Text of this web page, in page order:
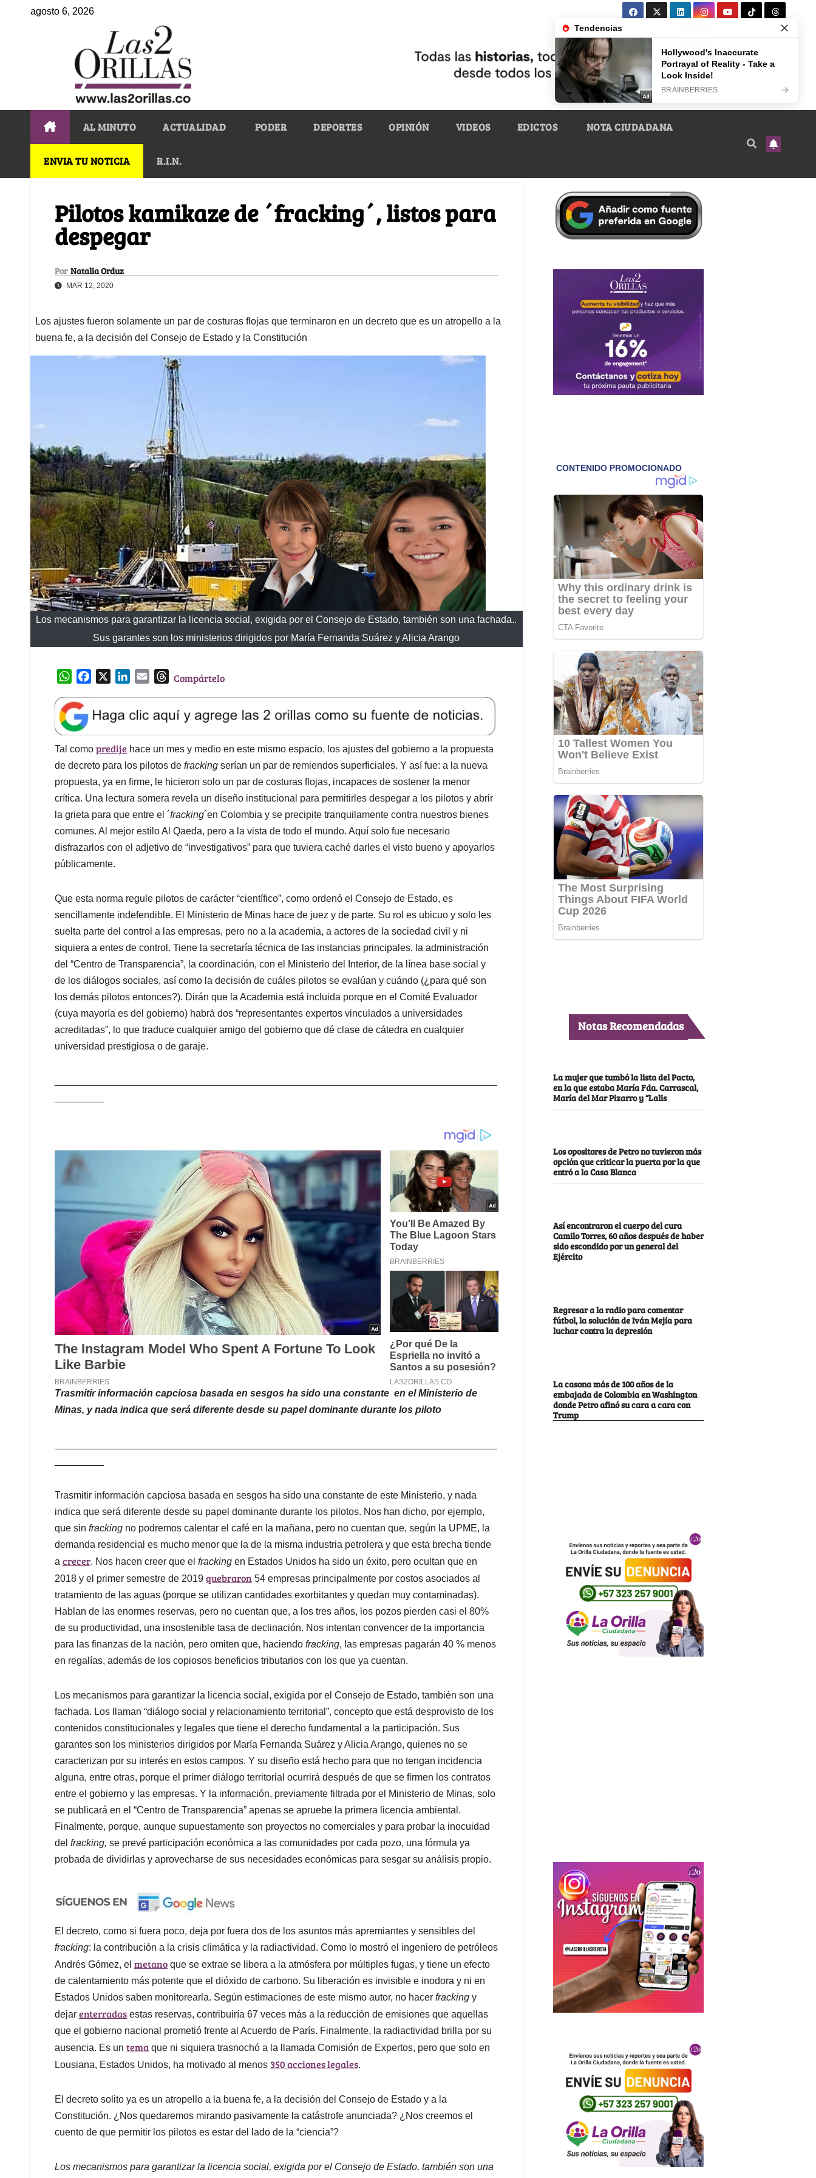
agosto 6, 2026
AL MINUTO ACTUALIDAD PODER DEPORTES OPINIÓN VIDEOS EDICTOS NOTA CIUDADANA
ENVIA TU NOTICIA R.I.N.
Pilotos kamikaze de ´fracking´, listos para
despegar
Por Natalia Orduz
MAR 12, 2020
Los ajustes fueron solamente un par de costuras flojas que terminaron en un decreto que es un atropello a la
buena fe, a la decisión del Consejo de Estado y la Constitución
Los mecanismos para garantizar la licencia social, exigida por el Consejo de Estado, también son una fachada..
Sus garantes son los ministerios dirigidos por María Fernanda Suárez y Alicia Arango
W
a
t
s
A
p
p
e
b
o
o
k
k
e
d
I
n
l
T
e
a
d
s
Compártelo
Tal como predije hace un mes y medio en este mismo espacio, los ajustes del gobierno a la propuesta
de decreto para los pilotos de fracking serían un par de remiendos superficiales. Y así fue: a la nueva
propuesta, ya en firme, le hicieron solo un par de costuras flojas, incapaces de sostener la menor
crítica. Una lectura somera revela un diseño institucional para permitirles despegar a los pilotos y abrir
la grieta para que entre el ´fracking´en Colombia y se precipite tranquilamente contra nuestros bienes
comunes. Al mejor estilo Al Qaeda, pero a la vista de todo el mundo. Aquí solo fue necesario
disfrazarlos con el adjetivo de “investigativos” para que tuviera caché darles el visto bueno y apoyarlos
públicamente.
Que esta norma regule pilotos de carácter “científico”, como ordenó el Consejo de Estado, es
sencillamente indefendible. El Ministerio de Minas hace de juez y de parte. Su rol es ubicuo y solo les
suelta parte del control a las empresas, pero no a la academia, a actores de la sociedad civil y ni
siquiera a entes de control. Tiene la secretaría técnica de las instancias principales, la administración
del “Centro de Transparencia”, la coordinación, con el Ministerio del Interior, de la línea base social y
de los diálogos sociales, así como la decisión de cuáles pilotos se evalúan y cuándo (¿para qué son
los demás pilotos entonces?). Dirán que la Academia está incluida porque en el Comité Evaluador
(cuya mayoría es del gobierno) habrá dos “representantes expertos vinculados a universidades
acreditadas”, lo que traduce cualquier amigo del gobierno que dé clase de cátedra en cualquier
universidad prestigiosa o de garaje.
Trasmitir información capciosa basada en sesgos ha sido una constante en el Ministerio de
Minas, y nada indica que será diferente desde su papel dominante durante los piloto
Trasmitir información capciosa basada en sesgos ha sido una constante de este Ministerio, y nada
indica que será diferente desde su papel dominante durante los pilotos. Nos han dicho, por ejemplo,
que sin fracking no podremos calentar el café en la mañana, pero no cuentan que, según la UPME, la
demanda residencial es mucho menor que la de la misma industria petrolera y que esta brecha tiende
a crecer. Nos hacen creer que el fracking en Estados Unidos ha sido un éxito, pero ocultan que en
2018 y el primer semestre de 2019 quebraron 54 empresas principalmente por costos asociados al
tratamiento de las aguas (porque se utilizan cantidades exorbitantes y quedan muy contaminadas).
Hablan de las enormes reservas, pero no cuentan que, a los tres años, los pozos pierden casi el 80%
de su productividad, una insostenible tasa de declinación. Nos intentan convencer de la importancia
para las finanzas de la nación, pero omiten que, haciendo fracking, las empresas pagarán 40 % menos
en regalías, además de los copiosos beneficios tributarios con los que ya cuentan.
Los mecanismos para garantizar la licencia social, exigida por el Consejo de Estado, también son una
fachada. Los llaman “diálogo social y relacionamiento territorial”, concepto que está desprovisto de los
contenidos constitucionales y legales que tiene el derecho fundamental a la participación. Sus
garantes son los ministerios dirigidos por María Fernanda Suárez y Alicia Arango, quienes no se
caracterizan por su interés en estos campos. Y su diseño está hecho para que no tengan incidencia
alguna, entre otras, porque el primer diálogo territorial ocurrirá después de que se firmen los contratos
entre el gobierno y las empresas. Y la información, previamente filtrada por el Ministerio de Minas, solo
se publicará en el “Centro de Transparencia” apenas se apruebe la primera licencia ambiental.
Finalmente, porque, aunque supuestamente son proyectos no comerciales y para probar la inocuidad
del fracking, se prevé participación económica a las comunidades por cada pozo, una fórmula ya
probada de dividirlas y aprovecharse de sus necesidades económicas para sesgar su análisis propio.
El decreto, como si fuera poco, deja por fuera dos de los asuntos más apremiantes y sensibles del
fracking: la contribución a la crisis climática y la radiactividad. Como lo mostró el ingeniero de petróleos
Andrés Gómez, el metano que se extrae se libera a la atmósfera por múltiples fugas, y tiene un efecto
de calentamiento más potente que el dióxido de carbono. Su liberación es invisible e inodora y ni en
Estados Unidos saben monitorearla. Según estimaciones de este mismo autor, no hacer fracking y
dejar enterradas estas reservas, contribuiría 67 veces más a la reducción de emisiones que aquellas
que el gobierno nacional prometió frente al Acuerdo de París. Finalmente, la radiactividad brilla por su
ausencia. Es un tema que ni siquiera trasnochó a la llamada Comisión de Expertos, pero que solo en
Lousiana, Estados Unidos, ha motivado al menos 350 acciones legales.
El decreto solito ya es un atropello a la buena fe, a la decisión del Consejo de Estado y a la
Constitución. ¿Nos quedaremos mirando pasivamente la catástrofe anunciada? ¿Nos creemos el
cuento de que permitir los pilotos es estar del lado de la “ciencia”?
Los mecanismos para garantizar la licencia social, exigida por el Consejo de Estado, también son una
Notas Recomendadas
La mujer que tumbó la lista del Pacto,
en la que estaba María Fda. Carrascal,
María del Mar Pizarro y “Lalis
Los opositores de Petro no tuvieron más
opción que criticar la puerta por la que
entró a la Casa Blanca
Así encontraron el cuerpo del cura
Camilo Torres, 60 años después de haber
sido escondido por un general del
Ejército
Regresar a la radio para comentar
fútbol, la solución de Iván Mejía para
luchar contra la depresión
La casona más de 100 años de la
embajada de Colombia en Washington
donde Petro afinó su cara a cara con
Trump